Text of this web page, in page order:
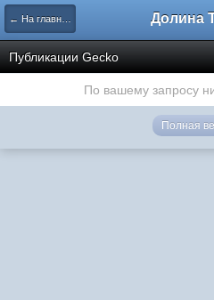
← На главную Долина
Публикации Gecko
По вашему запросу
Полная